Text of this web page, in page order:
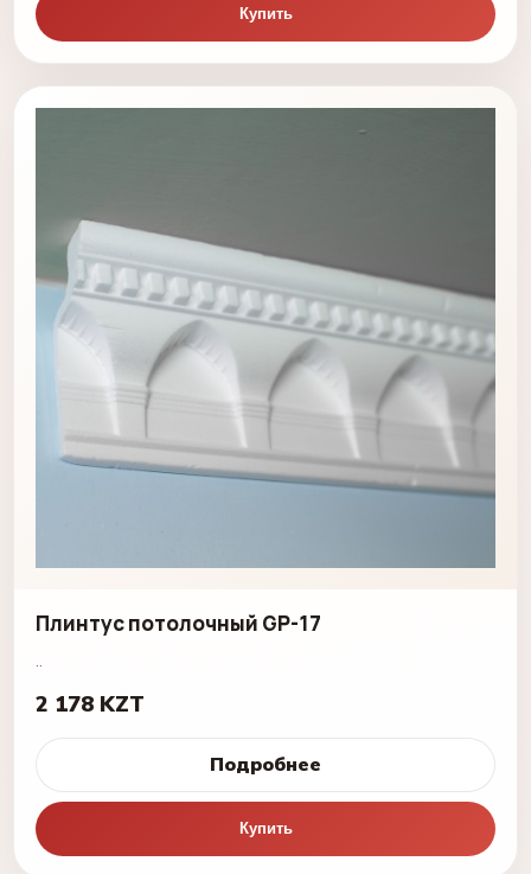
Купить
Плинтус потолочный GP-17
..
2 178 KZT
Подробнее
Купить